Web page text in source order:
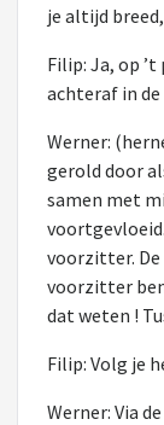
je altijd
Filip: Ja, op
achteraf in
Werner:
gerold door
samen met
voorzitter.
voorzitter
dat weten !
Filip: Volg je
Werner: Via